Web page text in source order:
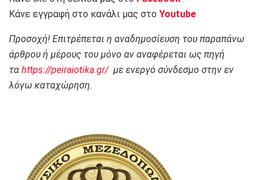
Κάνε εγγραφή στο κανάλι μας στο Youtube
Προσοχή! Επιτρέπεται η αναδημοσίευση του παραπάνω
άρθρου ή μέρους του μόνο αν αναφέρεται ως πηγή
τα https://peiraiotika.gr/με ενεργό σύνδεσμο στην εν
λόγω καταχώρηση.